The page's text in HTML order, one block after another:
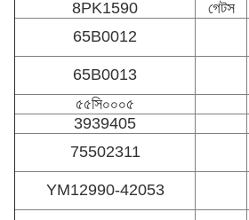
8PK1590 গেটস
65B0012
65B0013
৫৫সি০০০৫
3939405
75502311
YM12990-42053